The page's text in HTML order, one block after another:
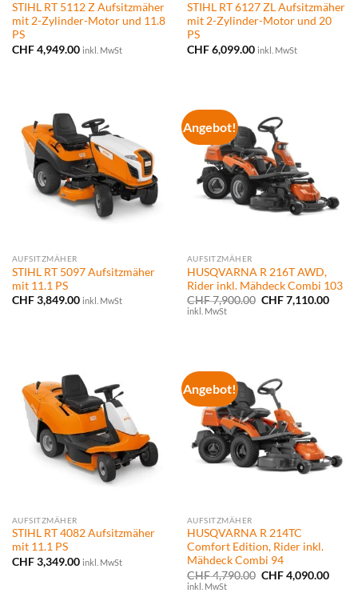
STIHL RT 5112 Z Aufsitzmäher
mit 2-Zylinder-Motor und 11.8
PS
CHF4,949.00 inkl. MwSt
STIHL RT 6127 ZL Aufsitzmäher
mit 2-Zylinder-Motor und 20
PS
CHF6,099.00 inkl. MwSt
AUFSITZMÄHER
STIHL RT 5097 Aufsitzmäher
mit 11.1 PS
CHF3,849.00 inkl. MwSt
Angebot!
AUFSITZMÄHER
HUSQVARNA R 216T AWD,
Rider inkl. Mähdeck Combi 103
CHF7,900.00 Ursprünglicher
CHF7,110.00
inkl. MwSt
AUFSITZMÄHER
STIHL RT 4082 Aufsitzmäher
mit 11.1 PS
CHF3,349.00 inkl. MwSt
Angebot!
AUFSITZMÄHER
HUSQVARNA R 214TC
Comfort Edition, Rider inkl.
Mähdeck Combi 94
CHF4,790.00 Ursprünglicher
CHF4,090.00
inkl. MwSt